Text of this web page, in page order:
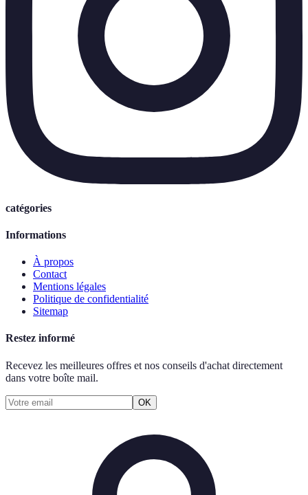
catégories
Informations
À propos
Contact
Mentions légales
Politique de confidentialité
Sitemap
Restez informé
Recevez les meilleures offres et nos conseils d'achat directement
dans votre boîte mail.
OK